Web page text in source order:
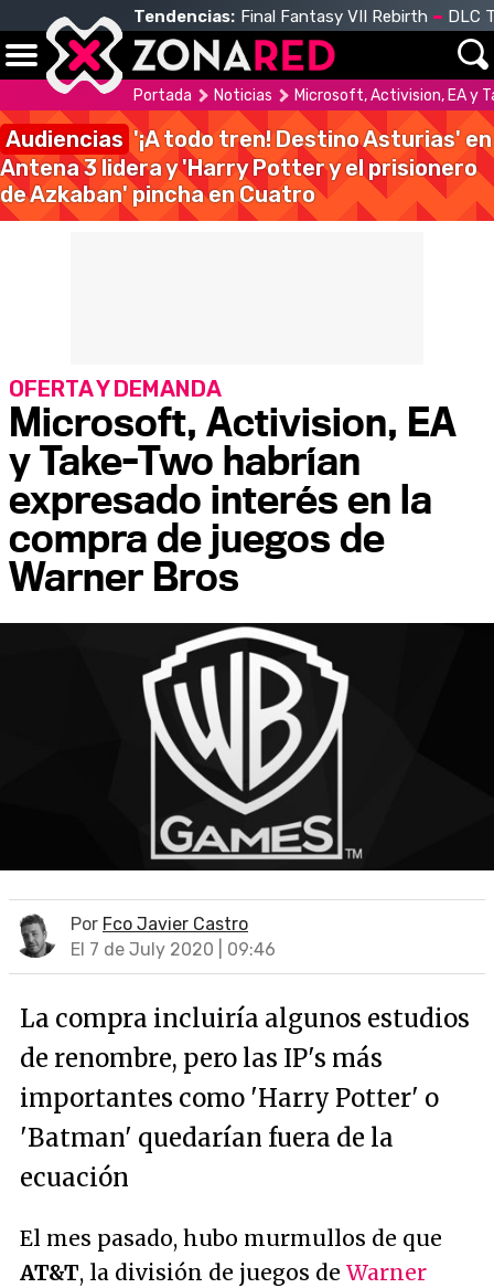
Tendencias: Final Fantasy VII Rebirth DLC
Portada Noticias Microsoft, Activision, EA y
Audiencias '¡A todo tren! Destino Asturias' en
Antena 3 lidera y 'Harry Potter y el prisionero
de Azkaban' pincha en Cuatro
Microsoft, Activision, EA
y Take-Two habrían
expresado interés en la
compra de juegos de
Warner Bros
OFERTA Y DEMANDA
Por Fco Javier Castro
El 7 de July 2020 | 09:46
La compra incluiría algunos estudios
de renombre, pero las IP's más
importantes como 'Harry Potter' o
'Batman' quedarían fuera de la
ecuación
El mes pasado, hubo murmullos de que
AT&T, la división de juegos de Warner